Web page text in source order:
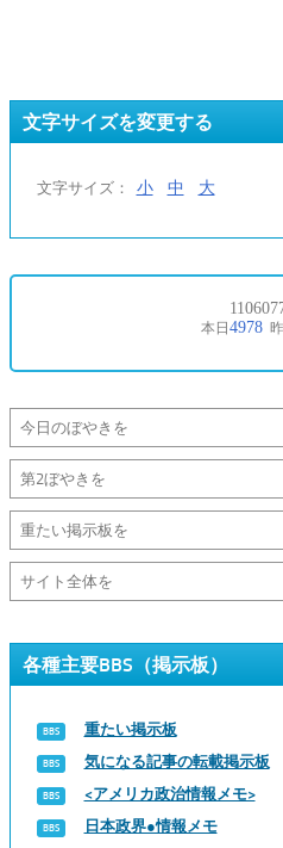
文字サイズを変更する
文字サイズ： 小 中 大
各種主要BBS（掲示板）
重たい掲示板
気になる記事の転載掲示板
<アメリカ政治情報メモ>
日本政界●情報メモ